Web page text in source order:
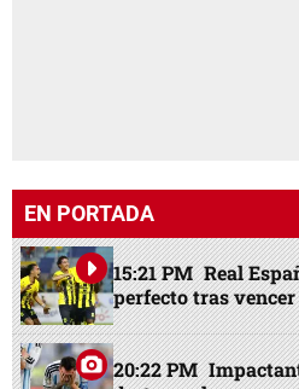
EN PORTADA
15:21 PM Real
perfecto tras vencer
20:22 PM